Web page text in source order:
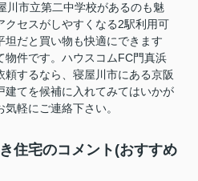
川市立第二中学校があるのも魅
クセスがしやすくなる2駅利用可
坦だと買い物も快適にできます
物件です。ハウスコムFC門真浜
頼するなら、寝屋川市にある京阪
建てを候補に入れてみてはいかが
軽にご連絡下さい。
住宅のコメント(おすすめ